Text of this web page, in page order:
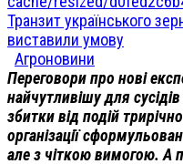
Транзит українського
виставили умову
Агроновини
Переговори про нові
найчутливішу для
збитки від подій
організації
але з чіткою вимогою. А